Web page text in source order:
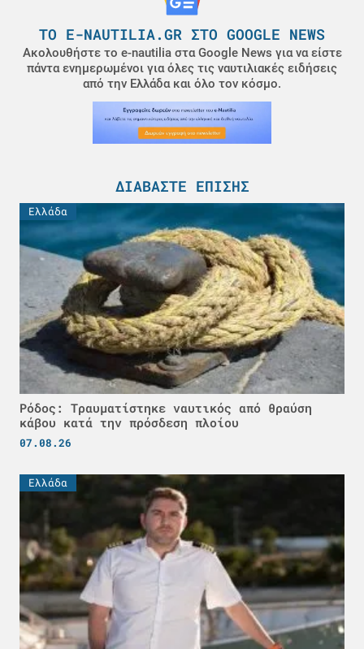
ΤΟ E-NAUTILIA.GR ΣΤΟ GOOGLE NEWS
Ακολουθήστε το e-nautilia στα Google News για να είστε
πάντα ενημερωμένοι για όλες τις ναυτιλιακές ειδήσεις
από την Ελλάδα και όλο τον κόσμο.
ΔΙΑΒΆΣΤΕ ΕΠΊΣΗΣ
Ελλάδα
Ρόδος: Τραυματίστηκε ναυτικός από θραύση
κάβου κατά την πρόσδεση πλοίου
07.08.26
Ελλάδα